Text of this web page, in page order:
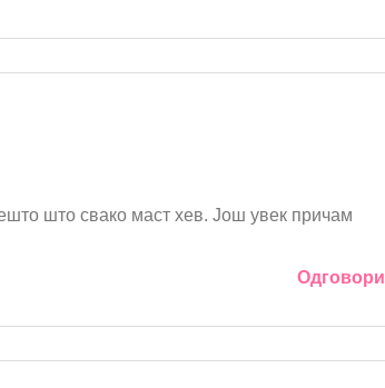
што свако маст хев. Још увек причам
Одговори